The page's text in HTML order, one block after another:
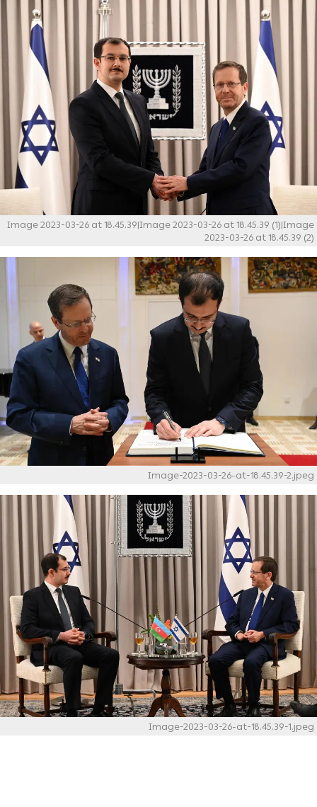
Image 2023-03-26 at 18.45.39|Image 2023-03-26 at 18.45.39 (1)|Image
2023-03-26 at 18.45.39 (2)
Image-2023-03-26-at-18.45.39-2.jpeg
Image-2023-03-26-at-18.45.39-1.jpeg